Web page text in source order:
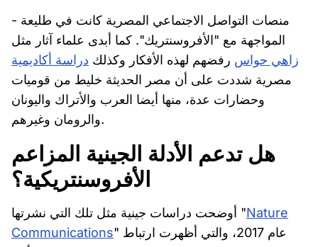
- منصات التواصل الاجتماعي المصرية كانت في طليعة
المواجهة مع "الأفروسنتريك". كما أبدى علماء آثار مثل
زاهي حواس رفضهم لهذه الأفكار وكذلك دراسة أكاديمية
مصرية شددت على أن مصر الحديثة خليط من قوميات
وحضارات عدة، منها أيضا العرب والأتراك واليونان
والرومان وغيرهم.
هل تدعم الأدلة الجينية المزاعم
الأفروسنتريكية؟
أوضحت دراسات جينية مثل تلك التي نشرتها "Nature
Communications" عام 2017، والتي أظهرت ارتباط